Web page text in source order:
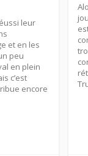
leur
et en les
peu
en plein
c’est
encore